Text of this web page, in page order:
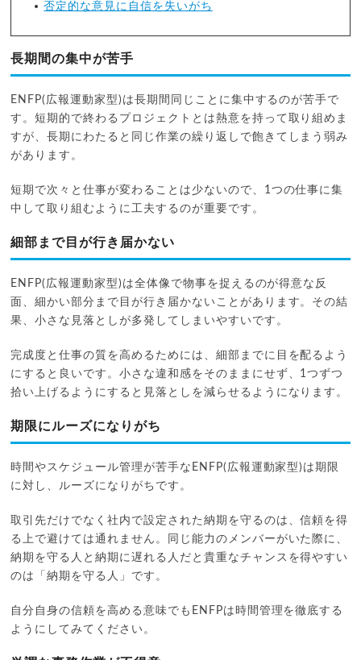
否定的な意見に自信を失いがち
長期間の集中が苦手
ENFP(広報運動家型)は長期間同じことに集中するのが苦手で
す。短期的で終わるプロジェクトとは熱意を持って取り組めま
すが、長期にわたると同じ作業の繰り返しで飽きてしまう弱み
があります。
短期で次々と仕事が変わることは少ないので、1つの仕事に集
中して取り組むように工夫するのが重要です。
細部まで目が行き届かない
ENFP(広報運動家型)は全体像で物事を捉えるのが得意な反
面、細かい部分まで目が行き届かないことがあります。その結
果、小さな見落としが多発してしまいやすいです。
完成度と仕事の質を高めるためには、細部までに目を配るよう
にすると良いです。小さな違和感をそのままにせず、1つずつ
拾い上げるようにすると見落としを減らせるようになります。
期限にルーズになりがち
時間やスケジュール管理が苦手なENFP(広報運動家型)は期限
に対し、ルーズになりがちです。
取引先だけでなく社内で設定された納期を守るのは、信頼を得
る上で避けては通れません。同じ能力のメンバーがいた際に、
納期を守る人と納期に遅れる人だと貴重なチャンスを得やすい
のは「納期を守る人」です。
自分自身の信頼を高める意味でもENFPは時間管理を徹底する
ようにしてみてください。